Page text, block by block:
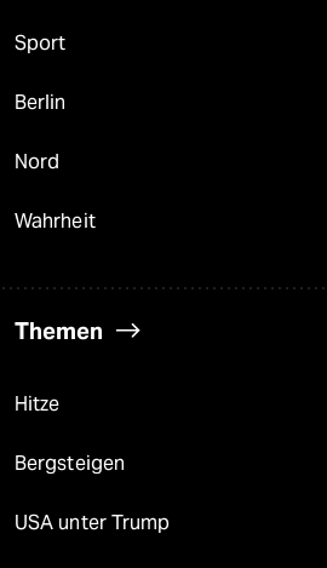
Sport
Berlin
Nord
Wahrheit
Themen
Hitze
Bergsteigen
USA unter Trump